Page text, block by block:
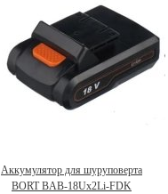
Аккумулятор для шуруповерта
BORT BAB-18Ux2Li-FDK